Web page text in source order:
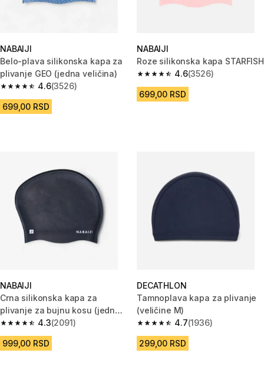
NABAIJI
Belo-plava silikonska kapa za
plivanje GEO (jedna veličina)
4.6
4.6 od 5 zvezdica from 3526 Recenzije
(3526)
699,00 RSD
NABAIJI
Roze silikonska kapa STARFISH
4.6
4.6 od 5 zvezdica from 3526
(3526)
699,00 RSD
NABAIJI
Crna silikonska kapa za
plivanje za bujnu kosu (jedna
veličina) 4.3
4.3 od 5 zvezdica from 2091 Recenzije
(2091)
999,00 RSD
DECATHLON
Tamnoplava kapa za plivanje
(veličine M)
4.7
4.7 od 5 zvezdica from 1936
(1936)
299,00 RSD